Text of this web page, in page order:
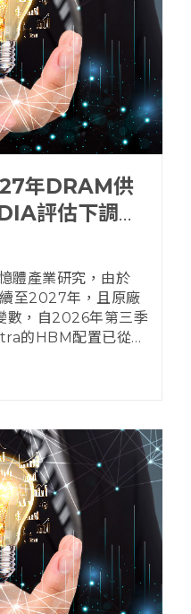
中國代工產能壟斷的
年DRAM供
評估下調
置
體產業研究，由於
至2027年，且原廠
數，自2026年第三季
的HBM配置已從
項設計，目前尚